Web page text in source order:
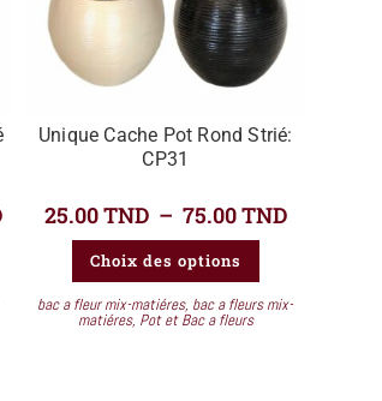
Unique Cache Pot Rond Strié:
CP31
25.00TND – 75.00TND
Choix des options
bac a fleur mix-matiéres, bac a fleurs mix-
matiéres, Pot et Bac a fleurs